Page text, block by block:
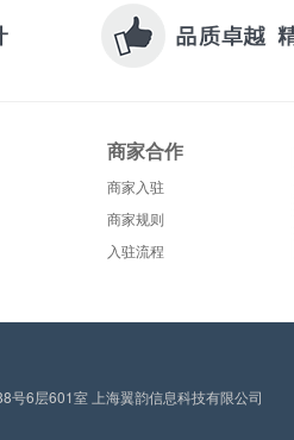
商家合作
商家入驻
商家规则
入驻流程
6层601室 上海翼韵信息科技有限公司